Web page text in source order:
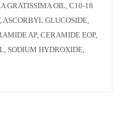
GRATISSIMA OIL, C10-18
GLUCOSIDE,
AP, CERAMIDE EOP,
SODIUM HYDROXIDE,